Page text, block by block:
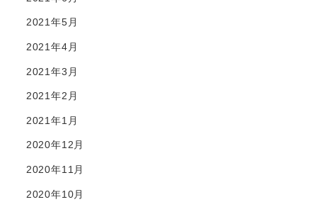
2021年5月
2021年4月
2021年3月
2021年2月
2021年1月
2020年12月
2020年11月
2020年10月